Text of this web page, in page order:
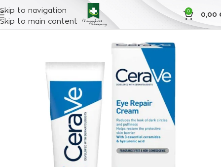
Skip to navigation
Skip to main content
0
0,00